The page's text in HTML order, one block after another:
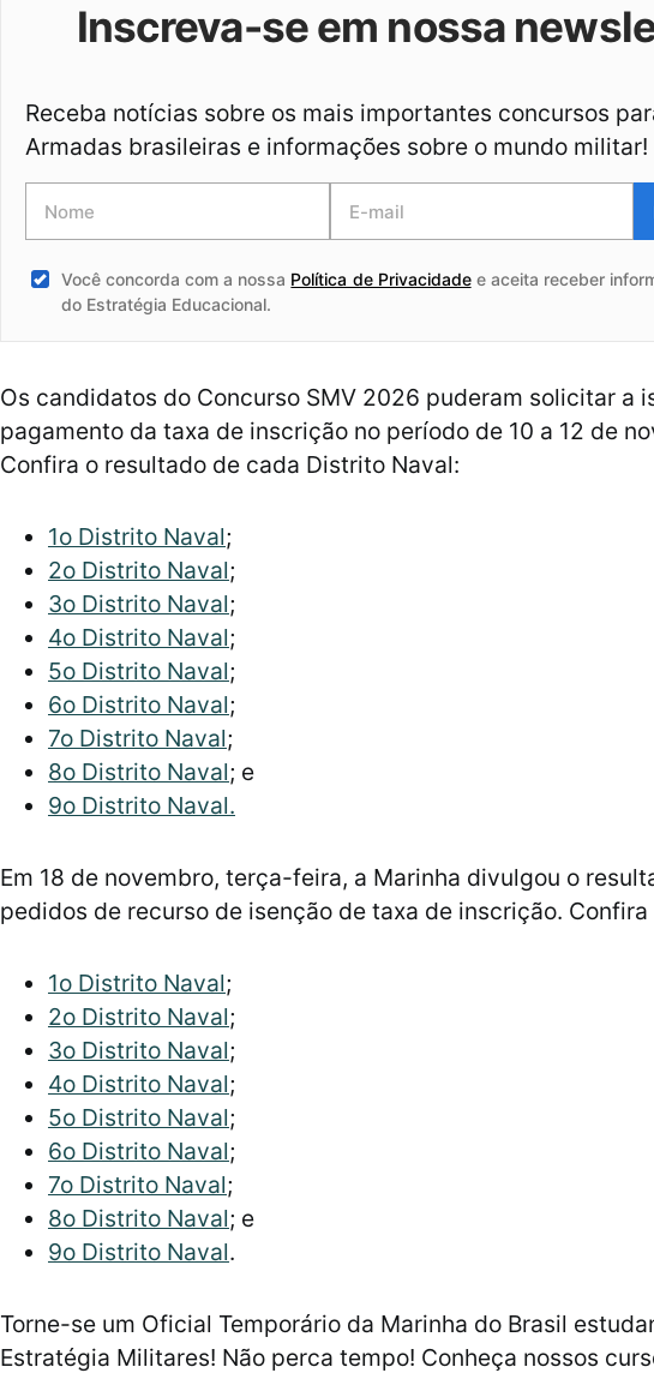
Inscreva-se em nossa
Receba notícias sobre os mais importantes concursos
Armadas brasileiras e informações sobre o mundo militar!
Você concorda com a nossa Política de Privacidadee aceita receber
do Estratégia Educacional.
Os candidatos do Concurso SMV 2026 puderam solicitar a
pagamento da taxa de inscrição no período de 10 a 12 de
Confira o resultado de cada Distrito Naval:
1o Distrito Naval;
2o Distrito Naval;
3o Distrito Naval;
4o Distrito Naval;
5o Distrito Naval;
6o Distrito Naval;
7o Distrito Naval;
8o Distrito Naval; e
9o Distrito Naval.
Em 18 de novembro, terça-feira, a Marinha divulgou o
pedidos de recurso de isenção de taxa de inscrição. Confira
1o Distrito Naval;
2o Distrito Naval;
3o Distrito Naval;
4o Distrito Naval;
5o Distrito Naval;
6o Distrito Naval;
7o Distrito Naval;
8o Distrito Naval; e
9o Distrito Naval.
Torne-se um Oficial Temporário da Marinha do Brasil
Estratégia Militares! Não perca tempo! Conheça nossos